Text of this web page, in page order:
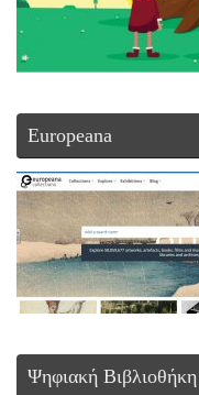
Europeana
Ψηφιακή